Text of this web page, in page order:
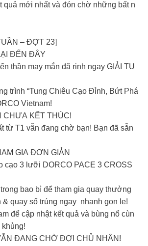
quả mới nhất và đón chờ những bất n
– ĐỢT 23]
ĐẾN ĐÂY
thần may mắn đã rinh ngay GIẢI TU
trình “Tung Chiêu Cạo Đỉnh, Bứt Phá
Vietnam!
CHƯA KẾT THÚC!
từ T1 vẫn đang chờ bạn! Bạn đã sẵn
GIA ĐƠN GIẢN
cạo 3 lưỡi DORCO PACE 3 CROSS
bao bì để tham gia quay thưởng
quay số trúng ngay nhanh gọn lẹ!
để cập nhật kết quả và bùng nổ cùn
ĐANG CHỜ ĐỢI CHỦ NHÂN!